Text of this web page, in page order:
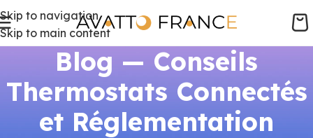
Skip to navigation
Skip to main content
Blog — Conseils
Thermostats Connectés
et Réglementation